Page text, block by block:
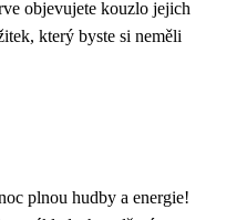
objevujete kouzlo jejich
který byste si neměli
plnou hudby a energie!